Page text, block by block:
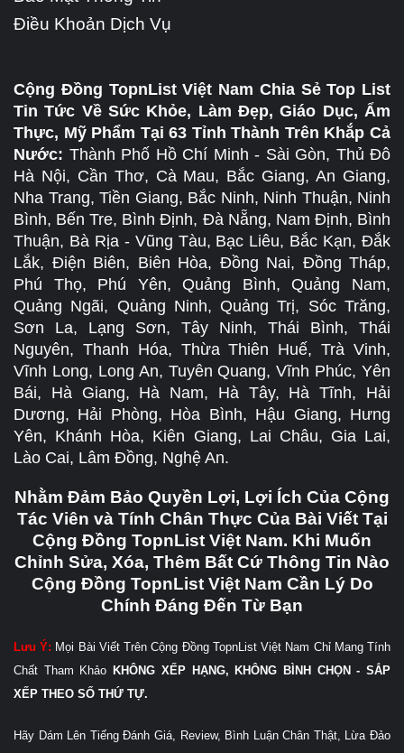
Điều Khoản Dịch Vụ
Cộng Đồng TopnList Việt Nam Chia Sẻ Top List
Tin Tức Về Sức Khỏe, Làm Đẹp, Giáo Dục, Ẩm
Thực, Mỹ Phẩm Tại 63 Tỉnh Thành Trên Khắp Cả
Nước: Thành Phố Hồ Chí Minh - Sài Gòn, Thủ Đô
Hà Nội, Cần Thơ, Cà Mau, Bắc Giang, An Giang,
Nha Trang, Tiền Giang, Bắc Ninh, Ninh Thuận, Ninh
Bình, Bến Tre, Bình Định, Đà Nẵng, Nam Định, Bình
Thuận, Bà Rịa - Vũng Tàu, Bạc Liêu, Bắc Kạn, Đắk
Lắk, Điện Biên, Biên Hòa, Đồng Nai, Đồng Tháp,
Phú Thọ, Phú Yên, Quảng Bình, Quảng Nam,
Quảng Ngãi, Quảng Ninh, Quảng Trị, Sóc Trăng,
Sơn La, Lạng Sơn, Tây Ninh, Thái Bình, Thái
Nguyên, Thanh Hóa, Thừa Thiên Huế, Trà Vinh,
Vĩnh Long, Long An, Tuyên Quang, Vĩnh Phúc, Yên
Bái, Hà Giang, Hà Nam, Hà Tây, Hà Tĩnh, Hải
Dương, Hải Phòng, Hòa Bình, Hậu Giang, Hưng
Yên, Khánh Hòa, Kiên Giang, Lai Châu, Gia Lai,
Lào Cai, Lâm Đồng, Nghệ An.
Nhằm Đảm Bảo Quyền Lợi, Lợi Ích Của Cộng
Tác Viên và Tính Chân Thực Của Bài Viết Tại
Cộng Đồng TopnList Việt Nam. Khi Muốn
Chỉnh Sửa, Xóa, Thêm Bất Cứ Thông Tin Nào
Cộng Đồng TopnList Việt Nam Cần Lý Do
Chính Đáng Đến Từ Bạn
Lưu Ý: Mọi Bài Viết Trên Cộng Đồng TopnList Việt Nam Chỉ Mang Tính
Chất Tham Khảo KHÔNG XẾP HẠNG, KHÔNG BÌNH CHỌN - SẮP
XẾP THEO SỐ THỨ TỰ.
Hãy Dám Lên Tiếng Đánh Giá, Review, Bình Luận Chân Thật, Lừa Đảo